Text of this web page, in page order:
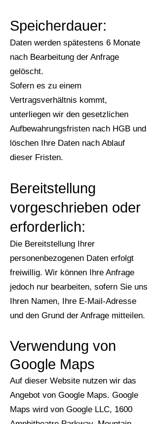
Speicherdauer:
Daten werden spätestens 6 Monate
nach Bearbeitung der Anfrage
gelöscht.
Sofern es zu einem
Vertragsverhältnis kommt,
unterliegen wir den gesetzlichen
Aufbewahrungsfristen nach HGB und
löschen Ihre Daten nach Ablauf
dieser Fristen.
Bereitstellung
vorgeschrieben oder
erforderlich:
Die Bereitstellung Ihrer
personenbezogenen Daten erfolgt
freiwillig. Wir können Ihre Anfrage
jedoch nur bearbeiten, sofern Sie uns
Ihren Namen, Ihre E-Mail-Adresse
und den Grund der Anfrage mitteilen.
Verwendung von
Google Maps
Auf dieser Website nutzen wir das
Angebot von Google Maps. Google
Maps wird von Google LLC, 1600